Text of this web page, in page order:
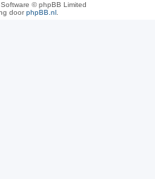
© phpBB Limited
doorphpBB.nl